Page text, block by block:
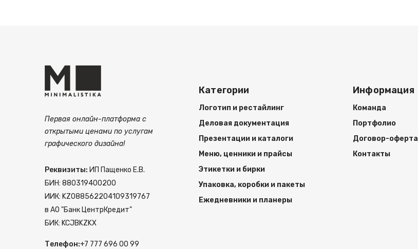
Первая онлайн-платформа с
открытыми ценами по услугам
графического дизайна!
Реквизиты: ИП Пащенко Е.В.
БИН: 880319400200
ИИК: KZ088562204109319767
в АО "Банк ЦентрКредит"
БИК: KCJBKZKX
Телефон:+7 777 696 00 99
Категории
Логотип и рестайлинг
Деловая документация
Презентации и каталоги
Меню, ценники и прайсы
Этикетки и бирки
Упаковка, коробки и пакеты
Ежедневники и планеры
Информация
Команда
Портфолио
Договор-оферта
Контакты